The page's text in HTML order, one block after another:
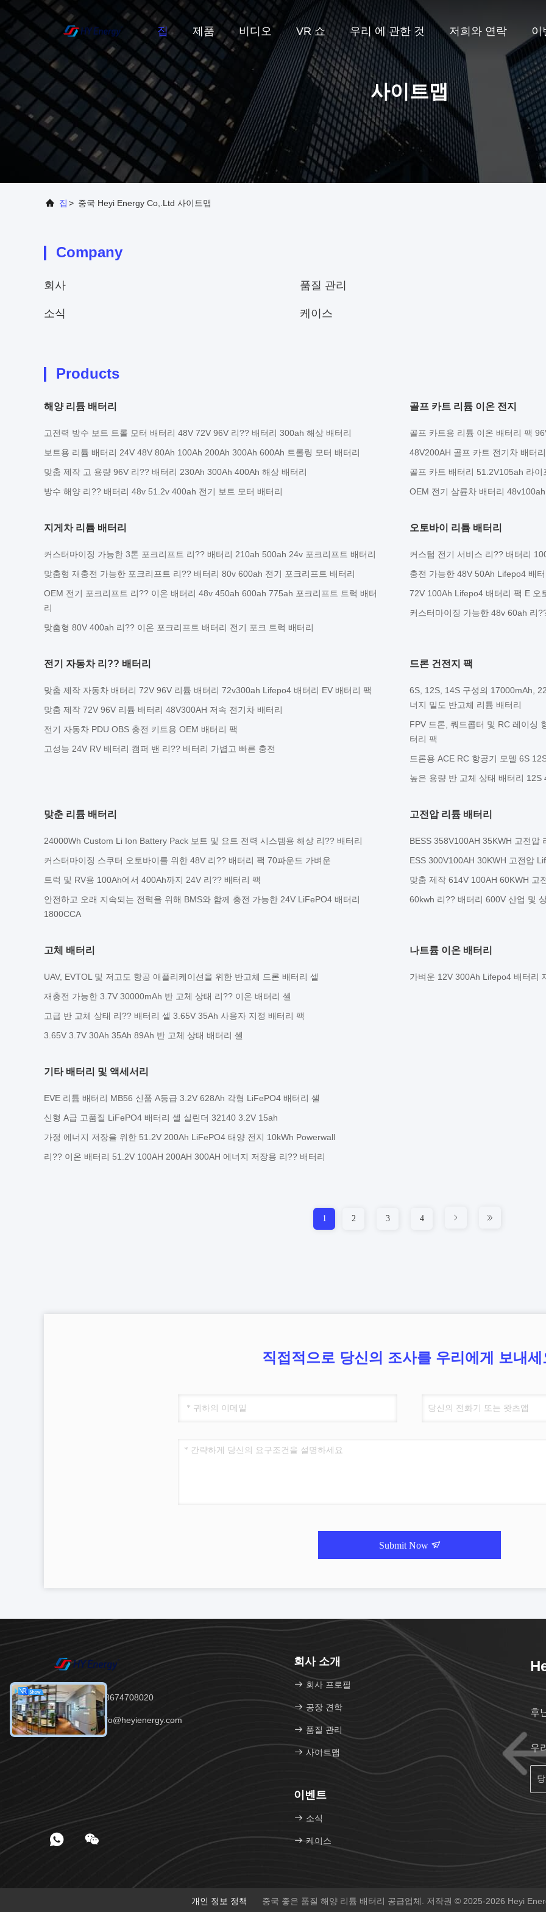
집 제품 비디오 VR 쇼 우리 에 관한 것 저희와 연락 이
사이트맵
집 > 중국 Heyi Energy Co,.ltd 사이트맵
Company
회사 품질 관리
소식 케이스
Products
해양 리튬 배터리
고전력 방수 보트 트롤 모터 배터리 48V 72V 96V 리?? 배터리 300ah 해상 배터리
보트용 리튬 배터리 24V 48V 80Ah 100Ah 200Ah 300Ah 600Ah 트롤링 모터 배터리
맞춤 제작 고 용량 96V 리?? 배터리 230Ah 300Ah 400Ah 해상 배터리
방수 해양 리?? 배터리 48v 51.2v 400ah 전기 보트 모터 배터리
골프 카트 리튬 이온 전지
골프 카트용 리튬 이온 배터리 팩
48V200AH 골프 카트 전기차 배터
골프 카트 배터리 51.2V105ah 라
OEM 전기 삼륜차 배터리
지게차 리튬 배터리
커스터마이징 가능한 3톤 포크리프트 리?? 배터리 210ah 500ah 24v 포크리프트 배터리
맞춤형 재충전 가능한 포크리프트 리?? 배터리 80v 600ah 전기 포크리프트 배터리
OEM 전기 포크리프트 리?? 이온 배터리 48v 450ah 600ah 775ah 포크리프트 트럭 배터
리
맞춤형 80V 400ah 리?? 이온 포크리프트 배터리 전기 포크 트럭 배터리
오토바이 리튬 배터리
커스텀 전기 서비스 리?? 배터리
충전 가능한 48V 50Ah Lifepo4 배
72V 100Ah Lifepo4 배터리 팩 E 오
커스터마이징 가능한 48v 60ah 리
전기 자동차 리?? 배터리
맞춤 제작 자동차 배터리 72V 96V 리튬 배터리 72v300ah Lifepo4 배터리 EV 배터리 팩
맞춤 제작 72V 96V 리튬 배터리 48V300AH 저속 전기차 배터리
전기 자동차 PDU OBS 충전 키트용 OEM 배터리 팩
고성능 24V RV 배터리 캠퍼 밴 리?? 배터리 가볍고 빠른 충전
드론 건전지 팩
6S, 12S, 14S 구성의 17000mAh,
너지 밀도 반고체 리튬 배터리
FPV 드론, 쿼드콥터 및 RC 레이싱
터리 팩
드론용 ACE RC 항공기 모델 6S
높은 용량 반 고체 상태 배터리
맞춘 리튬 배터리
24000Wh Custom Li Ion Battery Pack 보트 및 요트 전력 시스템용 해상 리?? 배터리
커스터마이징 스쿠터 오토바이를 위한 48V 리?? 배터리 팩 70파운드 가벼운
트럭 및 RV용 100Ah에서 400Ah까지 24V 리?? 배터리 팩
안전하고 오래 지속되는 전력을 위해 BMS와 함께 충전 가능한 24V LiFePO4 배터리
1800CCA
고전압 리튬 배터리
BESS 358V100AH 35KWH 고전압
ESS 300V100AH ​​30KWH 고전압
맞춤 제작 614V 100AH 60KWH 고
60kwh 리?? 배터리 600V 산업 및
고체 배터리
UAV, EVTOL 및 저고도 항공 애플리케이션을 위한 반고체 드론 배터리 셀
재충전 가능한 3.7V 30000mAh 반 고체 상태 리?? 이온 배터리 셀
고급 반 고체 상태 리?? 배터리 셀 3.65V 35Ah 사용자 지정 배터리 팩
3.65V 3.7V 30Ah 35Ah 89Ah 반 고체 상태 배터리 셀
나트륨 이온 배터리
가벼운 12V 300Ah Lifepo4 배터리
기타 배터리 및 액세서리
EVE 리튬 배터리 MB56 신품 A등급 3.2V 628Ah 각형 LiFePO4 배터리 셀
신형 A급 고품질 LiFePO4 배터리 셀 실린더 32140 3.2V 15ah
가정 에너지 저장을 위한 51.2V 200Ah LiFePO4 태양 전지 10kWh Powerwall
리?? 이온 배터리 51.2V 100AH 200AH 300AH 에너지 저장용 리?? 배터리
1 2 3 4
직접적으로 당신의 조사를 우리에게 보내세
Submit Now
Tel：86--18674708020
이메일：info@heyienergy.com
회사 소개
회사 프로필
공장 견학
품질 관리
사이트맵
이벤트
소식
케이스
후
우
개인 정보 정책 중국 좋은 품질 해양 리튬 배터리 공급업체. 저작권 © 2025-2026 Heyi